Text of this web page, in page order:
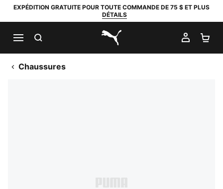
EXPÉDITION GRATUITE POUR TOUTE COMMANDE DE 75 $ ET PLUS
DÉTAILS
PUMA.com
MON
Chaussures